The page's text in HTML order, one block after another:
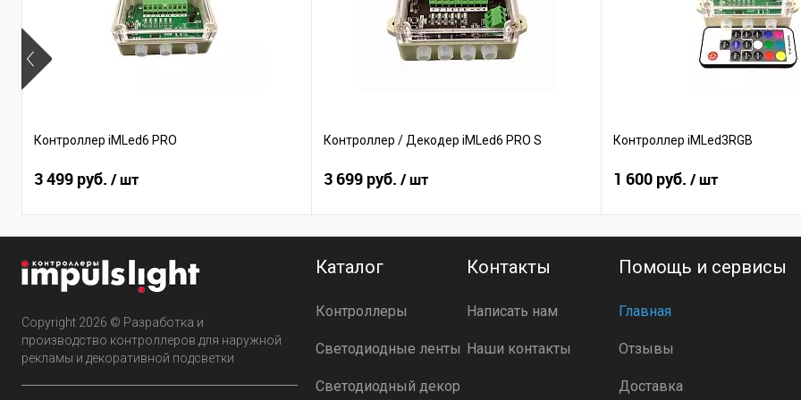
Контроллер iMLed6 PRO
3 499 руб. / шт
Контроллер / Декодер iMLed6 PRO S
3 699 руб. / шт
Контроллер iMLed3RGB
1 600 руб. / шт
Copyright 2026 © Разработка и
производство контроллеров для наружной
рекламы и декоративной подсветки
Каталог
Контроллеры
Светодиодные ленты
Светодиодный декор
Контакты
Написать нам
Наши контакты
Помощь и сервисы
Главная
Отзывы
Доставка